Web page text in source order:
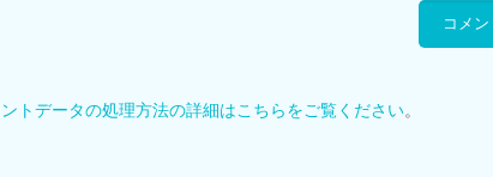
トデータの処理方法の詳細はこちらをご覧ください。